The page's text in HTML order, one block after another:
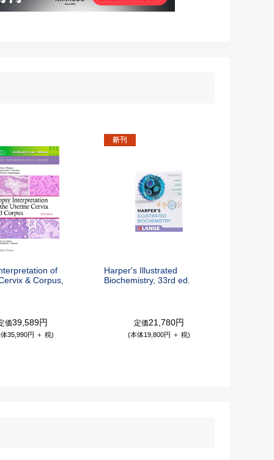
of
& Corpus,
価39,589円
35,990円 ＋ 税)
Harper's Illustrated
Biochemistry, 33rd ed.
定価21,780円
(本体19,800円 ＋ 税)